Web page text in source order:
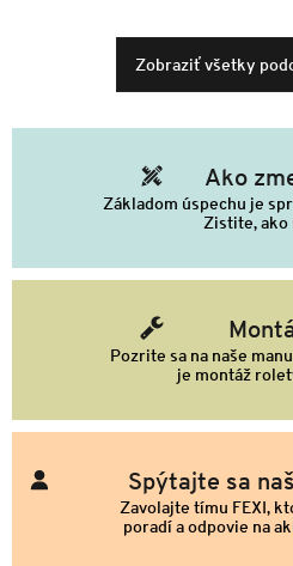
Zobraziť všetky
Ako
Základom úspechu je
Zistite, ako
Pozrite sa na naše
je montáž
Spýtajte sa
Zavolajte tímu FEXI,
poradí a odpovie na